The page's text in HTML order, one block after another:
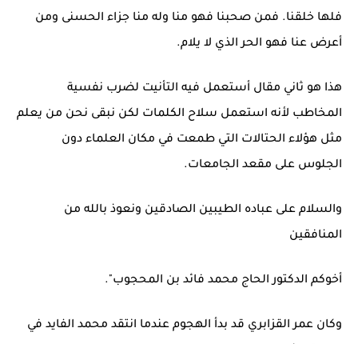
فلها خلقنا. فمن صحبنا فهو منا وله منا جزاء الحسنى ومن
أعرض عنا فهو الحر الذي لا يلام.
هذا هو ثاني مقال أستعمل فيه التأنيت لضرب نفسية
المخاطب لأنه استعمل سلاح الكلمات لكن نبقى نحن من يعلم
مثل هؤلاء الحتالات التي طمعت في مكان العلماء دون
الجلوس على مقعد الجامعات.
والسلام على عباده الطيبين الصادقين ونعوذ بالله من
المنافقين
أخوكم الدكتور الحاج محمد فائد بن المحجوب".
وكان عمر القزابري قد بدأ الهجوم عندما انتقد محمد الفايد في